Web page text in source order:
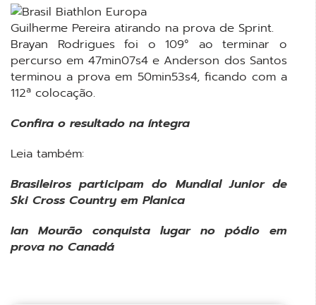
Guilherme Pereira atirando na prova de Sprint.
Brayan Rodrigues foi o 109° ao terminar o
percurso em 47min07s4 e Anderson dos Santos
terminou a prova em 50min53s4, ficando com a
112ª colocação.
Confira o resultado na íntegra
Leia também:
Brasileiros participam do Mundial Junior de
Ski Cross Country em Planica
Ian Mourão conquista lugar no pódio em
prova no Canadá